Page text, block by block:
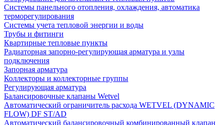
Системы панельного отопления, охлаждения, автоматика
терморегулирования
Системы учета тепловой энергии и воды
Трубы и фитинги
Квартирные тепловые пункты
Радиаторная запорно-регулирующая арматура и узлы
подключения
Запорная арматура
Коллекторы и коллекторные группы
Регулирующая арматура
Балансировочные клапаны Wetvel
Автоматический ограничитель расхода WETVEL (DYNAMIC
FLOW) DF ST/AD
Автоматический балансировочный комбинированный клапан